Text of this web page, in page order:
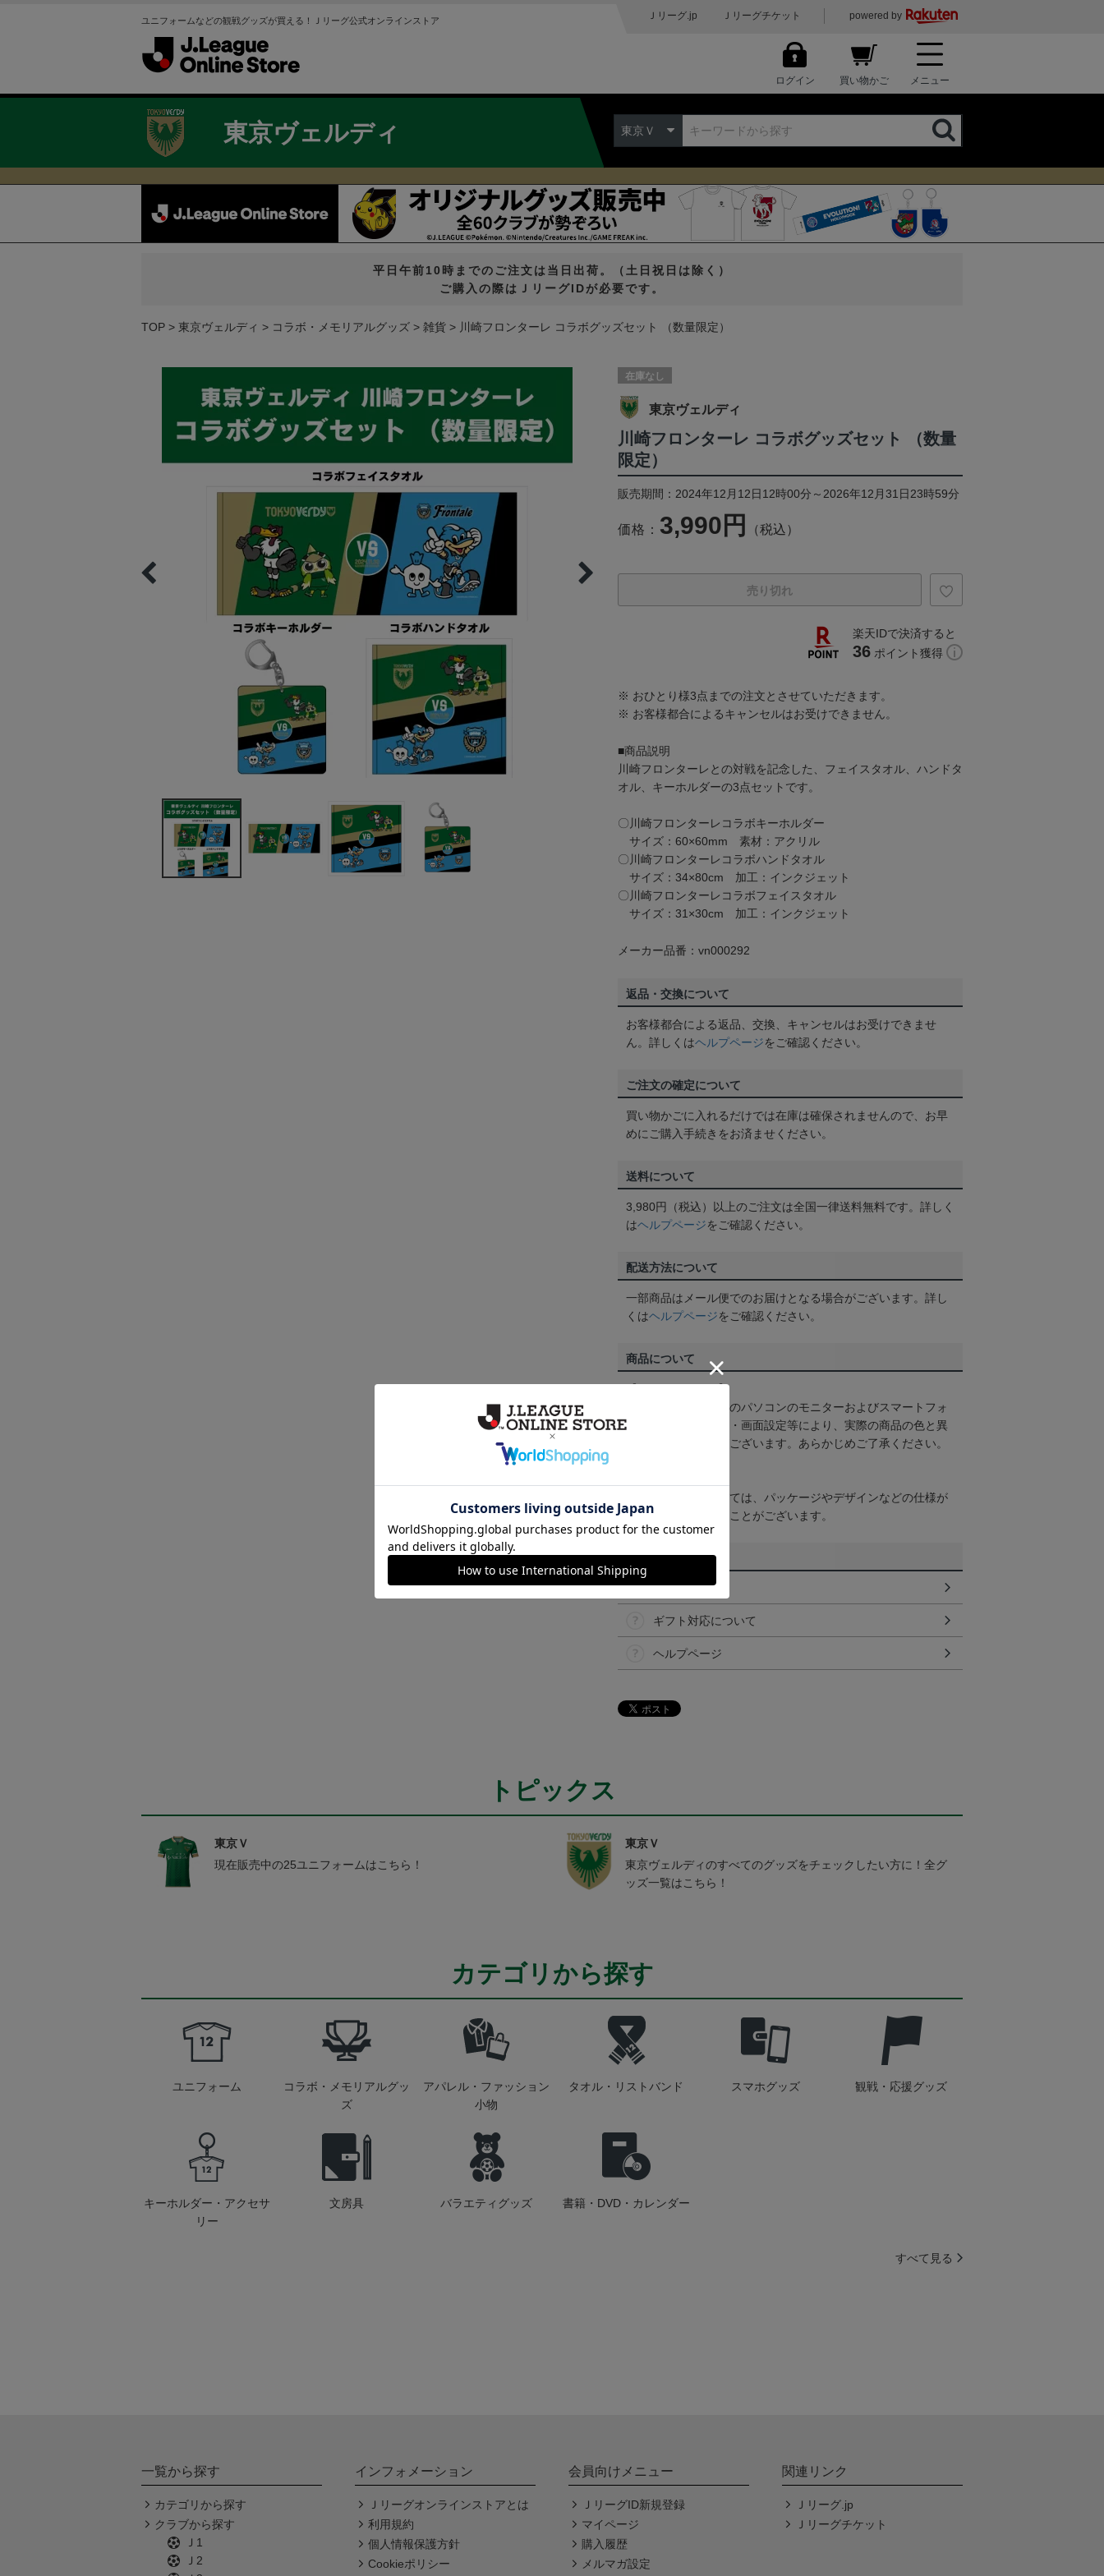
ユニフォームなどの観戦グッズが買える！Ｊリーグ公式オンラインストア Ｊリーグ.jp Ｊリーグチケット powered by
ログイン 買い物かご メニュー
東京ヴェルディ 東京Ｖ
平日午前10時までのご注文は当日出荷。（土日祝日は除く）
ご購入の際はＪリーグIDが必要です。
TOP 東京ヴェルディ コラボ・メモリアルグッズ 雑貨 川崎フロンターレ コラボグッズセット （数量限定）
在庫なし
東京ヴェルディ
川崎フロンターレ コラボグッズセット （数量
限定）
販売期間：2024年12月12日12時00分～2026年12月31日23時59分
価格： 3,990円 （税込）
売り切れ
楽天IDで決済すると
36 ポイント獲得
※ おひとり様3点までの注文とさせていただきます。
※ お客様都合によるキャンセルはお受けできません。
■商品説明
川崎フロンターレとの対戦を記念した、フェイスタオル、ハンドタ
オル、キーホルダーの3点セットです。
〇川崎フロンターレコラボキーホルダー
サイズ：60×60mm 素材：アクリル
〇川崎フロンターレコラボハンドタオル
サイズ：34×80cm 加工：インクジェット
〇川崎フロンターレコラボフェイスタオル
サイズ：31×30cm 加工：インクジェット
メーカー品番：vn000292
返品・交換について
お客様都合による返品、交換、キャンセルはお受けできませ
ん。詳しくはヘルプページをご確認ください。
ご注文の確定について
買い物かごに入れるだけでは在庫は確保されませんので、お早
めにご購入手続きをお済ませください。
送料について
3,980円（税込）以上のご注文は全国一律送料無料です。詳しく
はヘルプページをご確認ください。
配送方法について
一部商品はメール便でのお届けとなる場合がございます。詳し
くはヘルプページをご確認ください。
商品について
【カラーについて】
商品画像は、お使いのパソコンのモニターおよびスマートフォ
ンのメーカー・機種・画面設定等により、実際の商品の色と異
なって見える場合がございます。あらかじめご了承ください。
取り扱い商品によっては、パッケージやデザインなどの仕様が
予告なく変更になることがございます。
その他
決済について
ギフト対応について
ヘルプページ
トピックス
東京Ｖ
現在販売中の25ユニフォームはこちら！
東京Ｖ
東京ヴェルディのすべてのグッズをチェックしたい方に！全グ
ッズ一覧はこちら！
カテゴリから探す
ユニフォーム
コラボ・メモリアルグッ
ズ
アパレル・ファッション
小物
タオル・リストバンド スマホグッズ 観戦・応援グッズ
キーホルダー・アクセサ
リー
文房具 バラエティグッズ 書籍・DVD・カレンダー
すべて見る
一覧から探す
カテゴリから探す
クラブから探す
Ｊ1
Ｊ2
インフォメーション
Ｊリーグオンラインストアとは
利用規約
個人情報保護方針
Cookieポリシー
会員向けメニュー
ＪリーグID新規登録
マイページ
購入履歴
メルマガ設定
関連リンク
Ｊリーグ.jp
Ｊリーグチケット